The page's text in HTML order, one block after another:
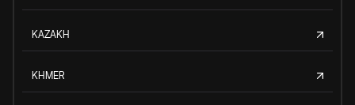
KAZAKH
KHMER